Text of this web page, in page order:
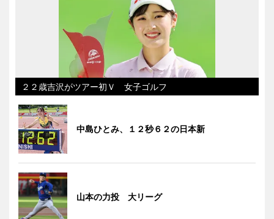
２２歳吉沢がツアー初Ｖ 女子ゴルフ
中島ひとみ、１２秒６２の日本新
山本の力投 大リーグ